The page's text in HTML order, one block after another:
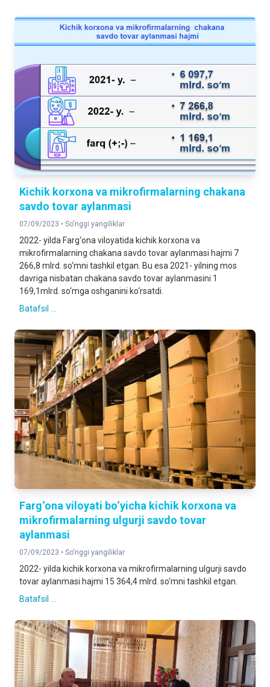
Kichik korxona va mikrofirmalarning chakana
savdo tovar aylanmasi
07/09/2023 • So'nggi yangiliklar
2022- yilda Farg‘ona viloyatida kichik korxona va
mikrofirmalarning chakana savdo tovar aylanmasi hajmi 7
266,8 mlrd. so‘mni tashkil etgan. Bu esa 2021- yilning mos
davriga nisbatan chakana savdo tovar aylanmasini 1
169,1mlrd. so‘mga oshganini ko‘rsatdi.
Batafsil ...
Farg‘ona viloyati bo‘yicha kichik korxona va
mikrofirmalarning ulgurji savdo tovar
aylanmasi
07/09/2023 • So'nggi yangiliklar
2022- yilda kichik korxona va mikrofirmalarning ulgurji savdo
tovar aylanmasi hajmi 15 364,4 mlrd. so‘mni tashkil etgan.
Batafsil ...